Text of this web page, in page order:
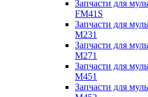
Запчасти для
FM41S
Запчасти для
M231
Запчасти для
M271
Запчасти для
M451
Запчасти для